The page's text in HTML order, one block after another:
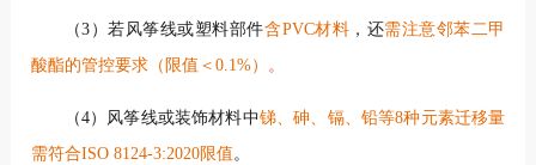
（3）若风筝线或塑料部件含PVC材料 ，还需注意邻苯二甲
酸酯的管控要求（限值＜0.1%） 。
（4）风筝线或装饰材料中锑、砷、镉、铅等8种元素迁移量
需符合ISO 8124-3:2020限值。